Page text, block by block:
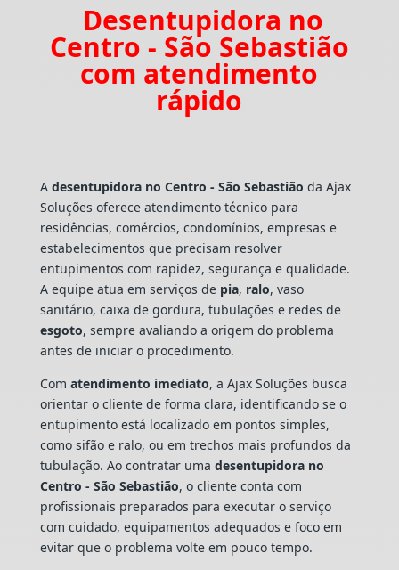
Desentupidora no
Centro - São Sebastião
com atendimento
rápido
A desentupidora no Centro - São Sebastião da Ajax
Soluções oferece atendimento técnico para
residências, comércios, condomínios, empresas e
estabelecimentos que precisam resolver
entupimentos com rapidez, segurança e qualidade.
A equipe atua em serviços de pia, ralo, vaso
sanitário, caixa de gordura, tubulações e redes de
esgoto, sempre avaliando a origem do problema
antes de iniciar o procedimento.
Com atendimento imediato, a Ajax Soluções busca
orientar o cliente de forma clara, identificando se o
entupimento está localizado em pontos simples,
como sifão e ralo, ou em trechos mais profundos da
tubulação. Ao contratar uma desentupidora no
Centro - São Sebastião, o cliente conta com
profissionais preparados para executar o serviço
com cuidado, equipamentos adequados e foco em
evitar que o problema volte em pouco tempo.